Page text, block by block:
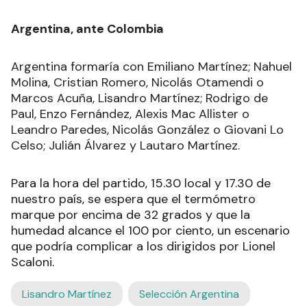
Argentina, ante Colombia
Argentina formaría con Emiliano Martínez; Nahuel
Molina, Cristian Romero, Nicolás Otamendi o
Marcos Acuña, Lisandro Martínez; Rodrigo de
Paul, Enzo Fernández, Alexis Mac Allister o
Leandro Paredes, Nicolás González o Giovani Lo
Celso; Julián Álvarez y Lautaro Martínez.
Para la hora del partido, 15.30 local y 17.30 de
nuestro país, se espera que el termómetro
marque por encima de 32 grados y que la
humedad alcance el 100 por ciento, un escenario
que podría complicar a los dirigidos por Lionel
Scaloni.
Lisandro Martínez Selección Argentina